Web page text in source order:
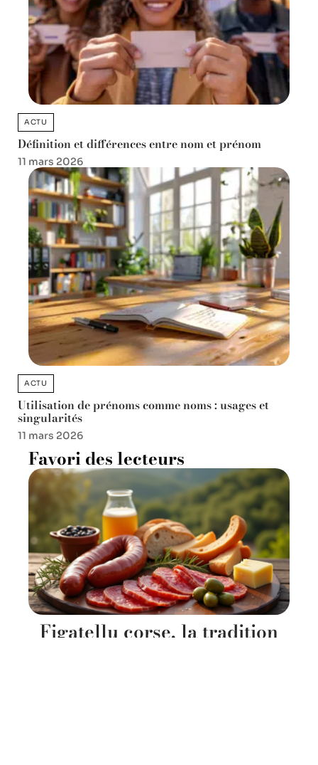
ACTU
Définition et différences entre nom et prénom
11 mars 2026
ACTU
Utilisation de prénoms comme noms : usages et
singularités
11 mars 2026
Favori des lecteurs
Figatellu corse, la tradition